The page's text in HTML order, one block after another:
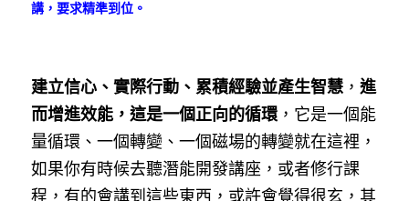
講，要求精準到位。
建立信心、實際行動、累積經驗並產生智慧 ， 進
而增進效能，這是一個正向的循環 ，它是一個能
量循環、一個轉變、一個磁場的轉變就在這裡，
如果你有時候去聽潛能開發講座，或者修行課
程，有的會講到這些東西，或許會覺得很玄，其